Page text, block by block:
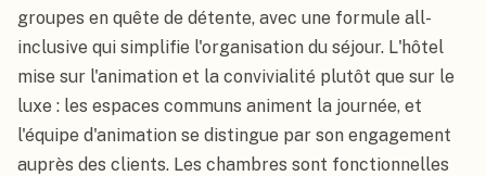
groupes en quête de détente, avec une formule all-
inclusive qui simplifie l'organisation du séjour. L'hôtel
mise sur l'animation et la convivialité plutôt que sur le
luxe : les espaces communs animent la journée, et
l'équipe d'animation se distingue par son engagement
auprès des clients. Les chambres sont fonctionnelles